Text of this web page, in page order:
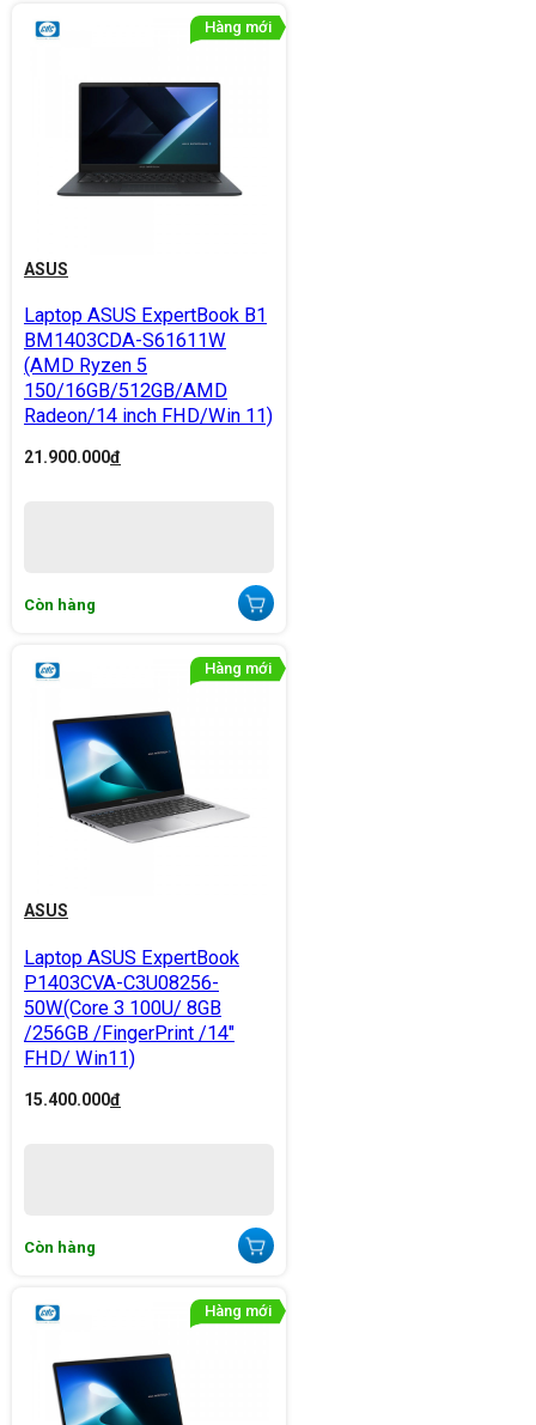
ASUS
Laptop ASUS ExpertBook B1
BM1403CDA-S61611W
(AMD Ryzen 5
150/16GB/512GB/AMD
Radeon/14 inch FHD/Win 11)
21.900.000đ
Còn hàng
ASUS
Laptop ASUS ExpertBook
P1403CVA-C3U08256-
50W(Core 3 100U/ 8GB
/256GB /FingerPrint /14"
FHD/ Win11)
15.400.000đ
Còn hàng